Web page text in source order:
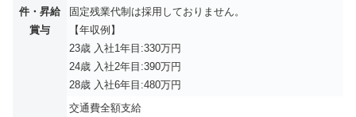
件・昇給
賞与
固定残業代制は採用しておりません。
【年収例】
23歳 入社1年目:330万円
24歳 入社2年目:390万円
28歳 入社6年目:480万円
交通費全額支給